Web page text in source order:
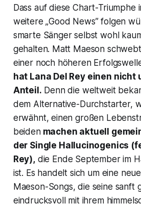
Dass auf diese Chart-Triumphe
weitere „Good News” folgen
smarte Sänger selbst wohl
gehalten. Matt Maeson
einer noch höheren
hat Lana Del Rey einen
Anteil. Denn die weltweit
dem Alternative-Durchstarter,
erwähnt, einen großen
beidenmachen aktuell
der Single Hallucinogenics
Rey),die Ende September im
ist. Es handelt sich um eine
Maeson-Songs, die seine sanft
eindrucksvoll mit ihrem